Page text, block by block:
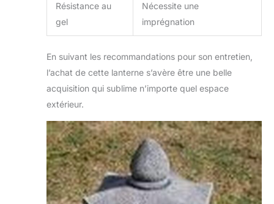
Résistance au
gel
Nécessite une
imprégnation
En suivant les recommandations pour son entretien,
l’achat de cette lanterne s’avère être une belle
acquisition qui sublime n’importe quel espace
extérieur.